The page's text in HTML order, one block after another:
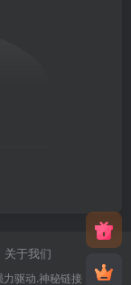
关于我们
力驱动. 神秘链接